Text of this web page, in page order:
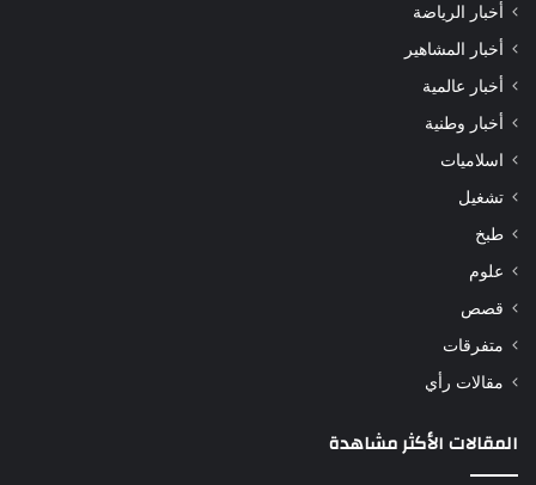
أخبار الرياضة
أخبار المشاهير
أخبار عالمية
أخبار وطنية
اسلاميات
تشغيل
طبخ
علوم
قصص
متفرقات
مقالات رأي
المقالات الأكثر مشاهدة